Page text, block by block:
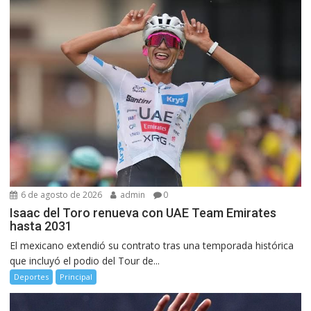
6 de agosto de 2026 admin 0
Isaac del Toro renueva con UAE Team Emirates
hasta 2031
El mexicano extendió su contrato tras una temporada histórica
que incluyó el podio del Tour de...
Deportes Principal